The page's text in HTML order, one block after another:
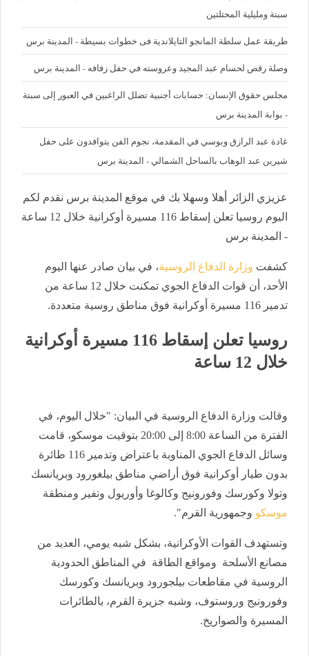
سبتة ومليلية المحتلتين
طريقة عمل سلطة المانجو التايلاندية فى خطوات بسيطة - المدينة برس
وصلة رقص لحسام عبد المجيد وعروسته في حفل زفافه - المدينة برس
مجلس حقوق الإنسان: حسابات أجنبية تضلل الراغبين في العبور إلى سبتة
- بوابة المدينة برس
غادة عبد الرازق وبوسي في المقدمة، نجوم الفن يتوافدون على حفل
شيرين عبد الوهاب بالساحل الشمالي - المدينة برس
عزيزي الزائر أهلا وسهلا بك في موقع المدينة برس نقدم لكم
اليوم روسيا تعلن إسقاط 116 مسيرة أوكرانية خلال 12 ساعة
- المدينة برس
كشفت وزارة الدفاع الروسية، في بيان صادر عنها اليوم
الأحد، أن قوات الدفاع الجوي تمكنت خلال 12 ساعة من
تدمير 116 مسيرة أوكرانية فوق مناطق روسية متعددة.
روسيا تعلن إسقاط 116 مسيرة أوكرانية
خلال 12 ساعة
وقالت وزارة الدفاع الروسية في البيان: "خلال اليوم، في
الفترة من الساعة 8:00 إلى 20:00 بتوقيت موسكو، قامت
وسائل الدفاع الجوي المناوبة باعتراض وتدمير 116 طائرة
بدون طيار أوكرانية فوق أراضي مناطق بيلغورود وبريانسك
وتولا وكورسك وفورونيج وكالوغا وأوريول وتفير ومنطقة
موسكو وجمهورية القرم".
وتستهدف القوات الأوكرانية، بشكل شبه يومي، العديد من
مصانع الأسلحة ومواقع الطاقة في المناطق الحدودية
الروسية في مقاطعات بيلجورود وبريانسك وكورسك
وفورونيج وروستوف، وشبه جزيرة القرم، بالطائرات
المسيرة والصواريخ.